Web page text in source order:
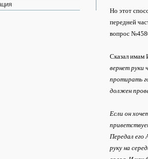
Но этот
передней
вопрос
Сказал имам
вернет руки
протирать
должен
Если он
Передал
руку на